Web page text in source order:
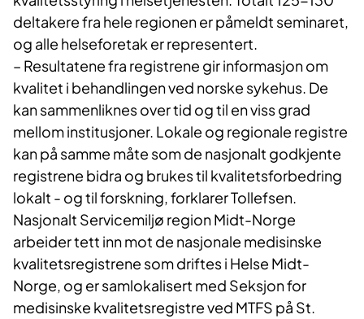
deltakere fra hele regionen er påmeldt seminaret,
og alle helseforetak er representert.
– Resultatene fra registrene gir informasjon om
kvalitet i behandlingen ved norske sykehus. De
kan sammenliknes over tid og til en viss grad
mellom institusjoner. Lokale og regionale registre
kan på samme måte som de nasjonalt godkjente
registrene bidra og brukes til kvalitetsforbedring
lokalt - og til forskning, forklarer Tollefsen.
Nasjonalt Servicemiljø region Midt-Norge
arbeider tett inn mot de nasjonale medisinske
kvalitetsregistrene som driftes i Helse Midt-
Norge, og er samlokalisert med Seksjon for
medisinske kvalitetsregistre ved MTFS på St.